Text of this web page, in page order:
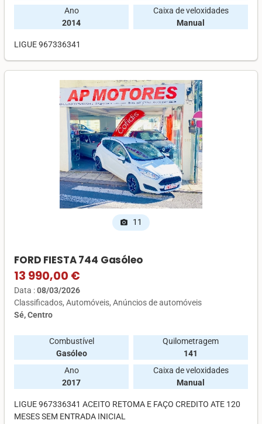
Ano
2014
Caixa de veloxidades
Manual
LIGUE 967336341
photo_camera 11
FORD FIESTA 744 Gasóleo
13 990,00 €
Data :08/03/2026
Classificados Automóveis Anúncios de automóveis
Sé, Centro
Combustível
Gasóleo
Quilometragem
141
Ano
2017
Caixa de veloxidades
Manual
LIGUE 967336341 ACEITO RETOMA E FAÇO CREDITO ATE 120
MESES SEM ENTRADA INICIAL